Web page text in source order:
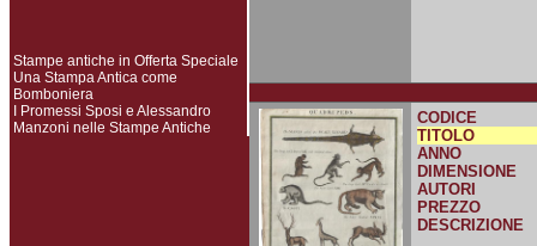
Stampe antiche in Offerta Speciale
Una Stampa Antica come
Bomboniera
I Promessi Sposi e Alessandro
Manzoni nelle Stampe Antiche
CODICE
TITOLO
ANNO
DIMENSIONE
AUTORI
PREZZO
DESCRIZIONE